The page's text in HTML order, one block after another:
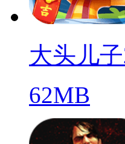
大头儿
62MB